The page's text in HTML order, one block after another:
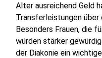
Alter ausreichend Geld
Transferleistungen über
Besonders Frauen, die
würden stärker
der Diakonie ein